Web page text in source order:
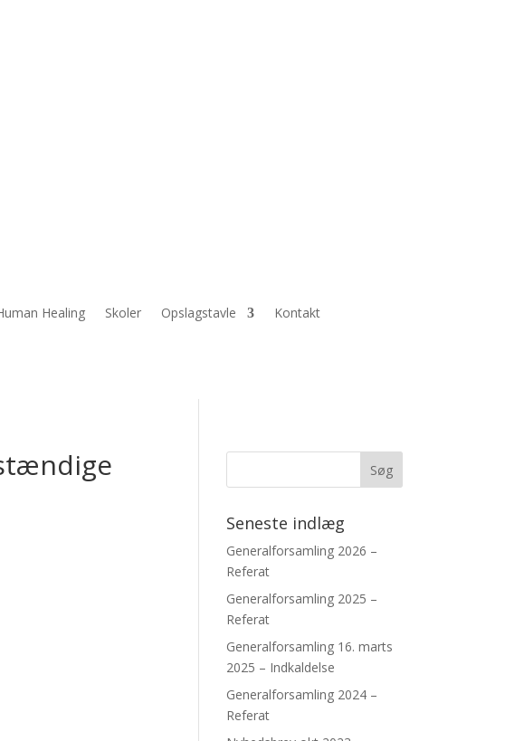
Healing Skoler Opslagstavle Kontakt
Seneste indlæg
Generalforsamling 2026 –
Referat
Generalforsamling 2025 –
Referat
Generalforsamling 16. marts
2025 – Indkaldelse
Generalforsamling 2024 –
Referat